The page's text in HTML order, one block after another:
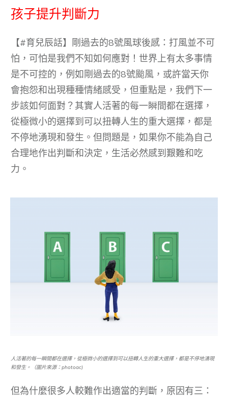
孩子提升判斷力
【#育兒辰話】剛過去的8號風球後感：打風並不可
怕，可怕是我們不知如何應對！世界上有太多事情
是不可控的，例如剛過去的8號颱風，或許當天你
會抱怨和出現種種情緒感受，但重點是，我們下一
步該如何面對？其實人活著的每一瞬間都在選擇，
從極微小的選擇到可以扭轉人生的重大選擇，都是
不停地湧現和發生。但問題是，如果你不能為自己
合理地作出判斷和決定，生活必然感到艱難和吃
力。
人活著的每一瞬間都在選擇，從極微小的選擇到可以扭轉人生的重大選擇，都是不停地湧現
和發生。（圖片來源：photoac)
但為什麼很多人較難作出適當的判斷，原因有三：